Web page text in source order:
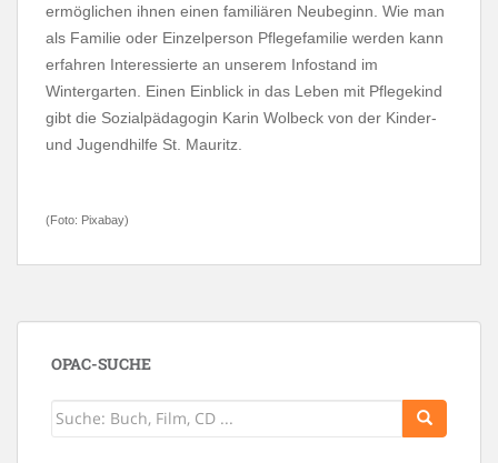
ermöglichen ihnen einen familiären Neubeginn. Wie man
als Familie oder Einzelperson Pflegefamilie werden kann
erfahren Interessierte an unserem Infostand im
Wintergarten. Einen Einblick in das Leben mit Pflegekind
gibt die Sozialpädagogin Karin Wolbeck von der Kinder-
und Jugendhilfe St. Mauritz.
(Foto: Pixabay)
OPAC-SUCHE